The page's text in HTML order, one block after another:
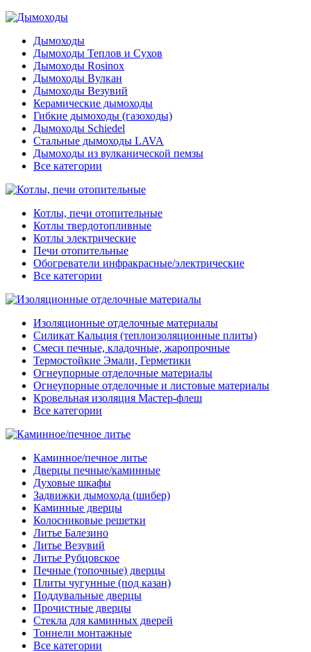
Дымоходы
Дымоходы Теплов и Сухов
Дымоходы Rosinox
Дымоходы Вулкан
Дымоходы Везувий
Керамические дымоходы
Гибкие дымоходы (газоходы)
Дымоходы Schiedel
Стальные дымоходы LAVA
Дымоходы из вулканической пемзы
Все категории
Котлы, печи отопительные
Котлы твердотопливные
Котлы электрические
Печи отопительные
Обогреватели инфракрасные/электрические
Все категории
Изоляционные отделочные материалы
Силикат Кальция (теплоизоляционные плиты)
Смеси печные, кладочные, жаропрочные
Термостойкие Эмали, Герметики
Огнеупорные отделочные материалы
Огнеупорные отделочные и листовые материалы
Кровельная изоляция Мастер-флеш
Все категории
Каминное/печное литье
Дверцы печные/каминные
Духовые шкафы
Задвижки дымохода (шибер)
Каминные дверцы
Колосниковые решетки
Литье Балезино
Литье Везувий
Литье Рубцовское
Печные (топочные) дверцы
Плиты чугунные (под казан)
Поддувальные дверцы
Прочистные дверцы
Стекла для каминных дверей
Тоннели монтажные
Все категории